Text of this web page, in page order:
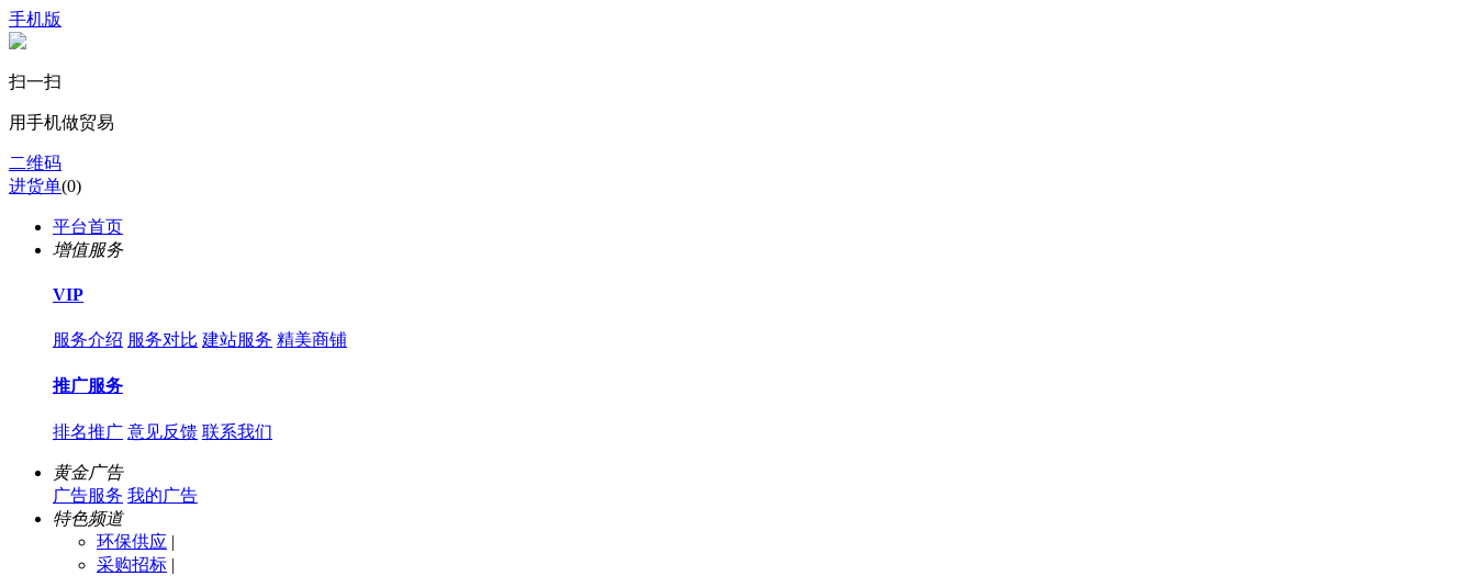
手机版
扫一扫
用手机做贸易
二维码
进货单(0)
平台首页
增值服务
VIP
服务介绍 服务对比 建站服务 精美商铺
推广服务
排名推广 意见反馈 联系我们
黄金广告
广告服务 我的广告
特色频道
环保供应 |
采购招标 |